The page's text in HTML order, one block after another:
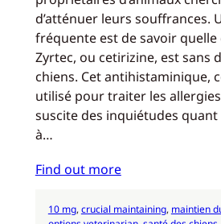
d’atténuer leurs souffrances.
fréquente est de savoir
Zyrtec, ou cetirizine, est sans
chiens. Cet antihistaminique,
utilisé pour traiter les allergies
suscite des inquiétudes quant
à…
Find out more
10 mg, crucial maintaining, maintien